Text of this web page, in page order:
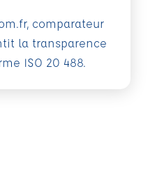
comparateur
la transparence
ISO 20 488.